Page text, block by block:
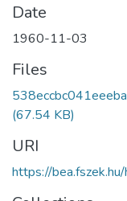
Date
1960-11-03
Files
(67.54 KB)
URI
https://